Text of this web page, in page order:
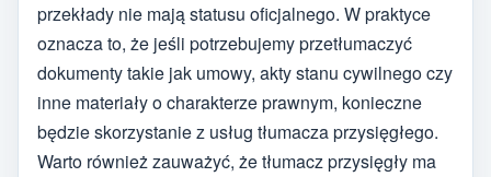
przekłady nie mają statusu oficjalnego. W praktyce
oznacza to, że jeśli potrzebujemy przetłumaczyć
dokumenty takie jak umowy, akty stanu cywilnego czy
inne materiały o charakterze prawnym, konieczne
będzie skorzystanie z usług tłumacza przysięgłego.
Warto również zauważyć, że tłumacz przysięgły ma